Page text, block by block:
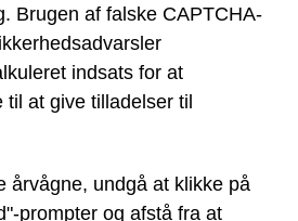
Brugen af falske CAPTCHA-
indsats for at
at give tilladelser til
årvågne, undgå at klikke på
prompter og afstå fra at